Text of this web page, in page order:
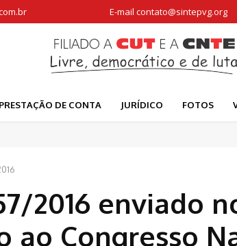
E-mail contato@sintepvg.org
PRESTAÇÃO DE CONTA JURÍDICO FOTOS
2016 enviado
Congresso